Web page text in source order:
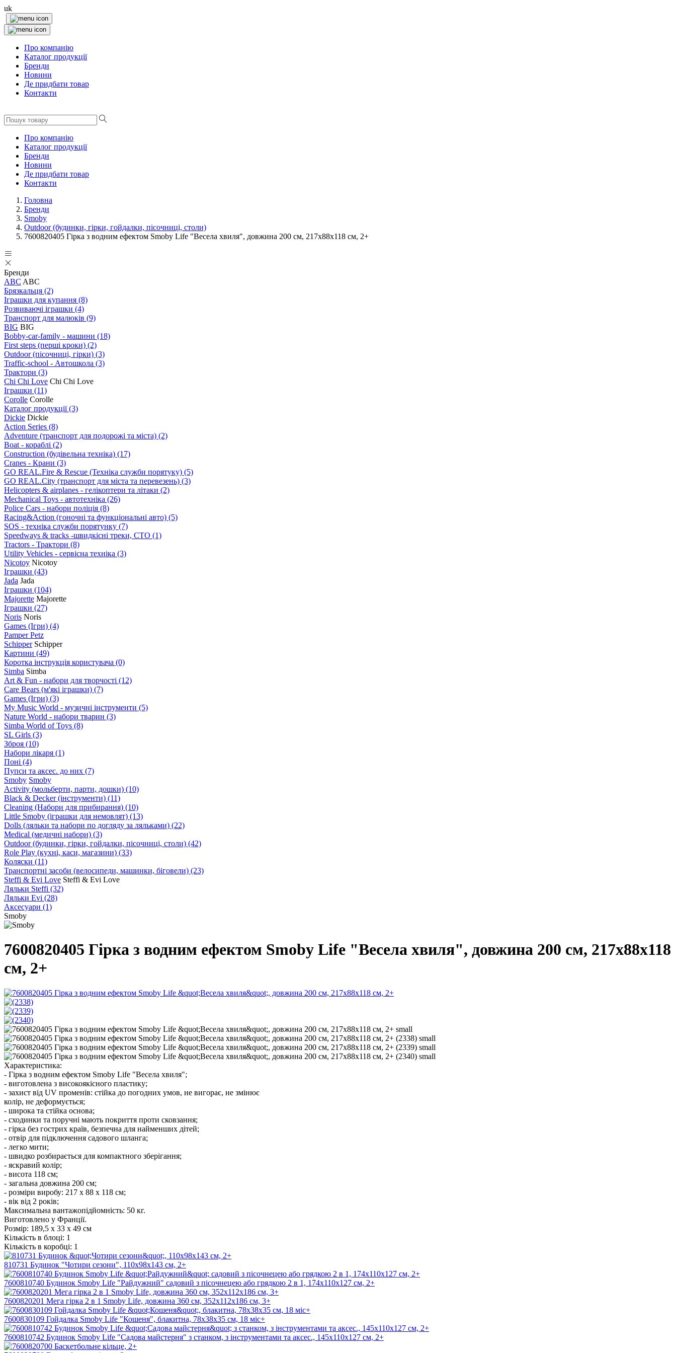
uk
Про компанію
Каталог продукції
Бренди
Новини
Де придбати товар
Контакти
Про компанію
Каталог продукції
Бренди
Новини
Де придбати товар
Контакти
Головна
Бренди
Smoby
Outdoor (будинки, гірки, гойдалки, пісочниці, столи)
7600820405 Гірка з водним ефектом Smoby Life "Весела хвиля", довжина 200 см, 217х88х118 см, 2+
Бренди
ABC ABC
Брязкальця (2)
Іграшки для купання (8)
Розвиваючі іграшки (4)
Транспорт для малюків (9)
BIG BIG
Bobby-car-family - машини (18)
First steps (перші кроки) (2)
Outdoor (пісочниці, гірки) (3)
Traffic-school - Автошкола (3)
Трактори (3)
Chi Chi Love Chi Chi Love
Іграшки (11)
Corolle Corolle
Каталог продукції(3)
Dickie Dickie
Action Series (8)
Adventure (транспорт для подорожі та міста) (2)
Boat - кораблі (2)
Construction (будівельна техніка) (17)
Cranes - Крани (3)
GO REAL.Fire & Rescue (Техніка служби порятуку) (5)
GO REAL.City (транспорт для міста та перевезень) (3)
Helicopters & airplanes - гелікоптери та літаки (2)
Mechanical Toys - автотехніка (26)
Police Cars - набори поліція (8)
Racing&Action (гоночні та функціональні авто) (5)
SOS - техніка служби порятунку (7)
Speedways & tracks -швидкісні треки, СТО (1)
Tractors - Трактори (8)
Utility Vehicles - сервісна техніка (3)
Nicotoy Nicotoy
Іграшки (43)
Jada Jada
Іграшки (104)
Majorette Majorette
Іграшки (27)
Noris Noris
Games (Ігри) (4)
Pamper Petz
Schipper Schipper
Картини (49)
Коротка інструкція користувача (0)
Simba Simba
Art & Fun - набори для творчості (12)
Care Bears (м'які іграшки) (7)
Games (Ігри) (3)
My Music World - музичні інструменти (5)
Nature World - набори тварин (3)
Simba World of Toys (8)
SL Girls (3)
Зброя (10)
Набори лікаря (1)
Поні (4)
Пупси та аксес. до них (7)
Smoby Smoby
Аctivity (мольберти, парти, дошки) (10)
Black & Decker (інструменти) (11)
Cleaning (Набори для прибирання) (10)
Little Smoby (іграшки для немовлят) (13)
Dolls (ляльки та набори по догляду за ляльками) (22)
Medical (медичні набори) (3)
Outdoor (будинки, гірки, гойдалки, пісочниці, столи) (42)
Role Play (кухні, каси, магазини) (33)
Коляски (11)
Транспортні засоби (велосипеди, машинки, біговели) (23)
Steffi & Evi Love Steffi & Evi Love
Ляльки Steffi (32)
Ляльки Evi (28)
Аксесуари (1)
Smoby
7600820405 Гірка з водним ефектом Smoby Life "Весела хвиля", довжина 200 см, 217х88х118
см, 2+
Характеристика:
- Гірка з водним ефектом Smoby Life "Весела хвиля";
- виготовлена з високоякісного пластику;
- захист від UV променів: стійка до погодних умов, не вигорає, не змінює
колір, не деформується;
- широка та стійка основа;
- сходинки та поручні мають покриття проти сковзання;
- гірка без гострих країв, безпечна для найменших дітей;
- отвір для підключення садового шланга;
- легко мити;
- швидко розбирається для компактного зберігання;
- яскравий колір;
- висота 118 см;
- загальна довжина 200 см;
- розміри виробу: 217 х 88 х 118 см;
- вік від 2 років;
Максимальна вантажопідйомність: 50 кг.
Виготовлено у Франції.
Розмір: 189,5 х 33 х 49 см
Кількість в блоці: 1
Кількість в коробці: 1
810731 Будинок "Чотири сезони", 110х98х143 см, 2+
7600810740 Будинок Smoby Life "Райдужний" садовий з пісочнецею або грядкою 2 в 1, 174х110х127 см, 2+
7600820201 Мега гірка 2 в 1 Smoby Life, довжина 360 см, 352х112х186 см, 3+
7600830109 Гойдалка Smoby Life "Кошеня", блакитна, 78х38х35 см, 18 міс+
7600810742 Будинок Smoby Life "Садова майстерня" з станком, з інструментами та аксес., 145х110х127 см, 2+